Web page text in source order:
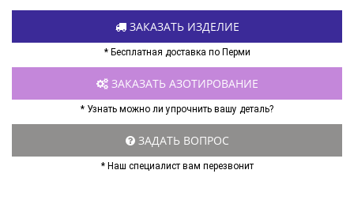
ЗАКАЗАТЬ ИЗДЕЛИЕ
* Бесплатная доставка по Перми
ЗАКАЗАТЬ АЗОТИРОВАНИЕ
* Узнать можно ли упрочнить вашу деталь?
ЗАДАТЬ ВОПРОС
* Наш специалист вам перезвонит